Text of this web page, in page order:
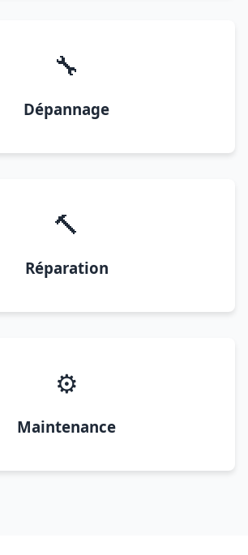
🔧
Dépannage
🔨
Réparation
⚙️
Maintenance